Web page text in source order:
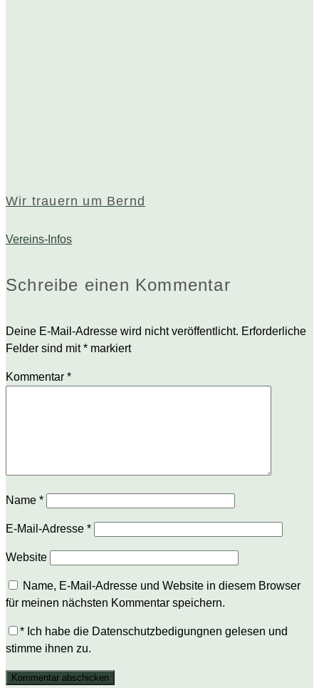
Wir trauern um Bernd
Vereins-Infos
Schreibe einen Kommentar
Deine E-Mail-Adresse wird nicht veröffentlicht. Erforderliche
Felder sind mit* markiert
Kommentar *
Name *
E-Mail-Adresse *
Website
Name, E-Mail-Adresse und Website in diesem Browser
für meinen nächsten Kommentar speichern.
* Ich habe die Datenschutzbedigungnen gelesen und
stimme ihnen zu.